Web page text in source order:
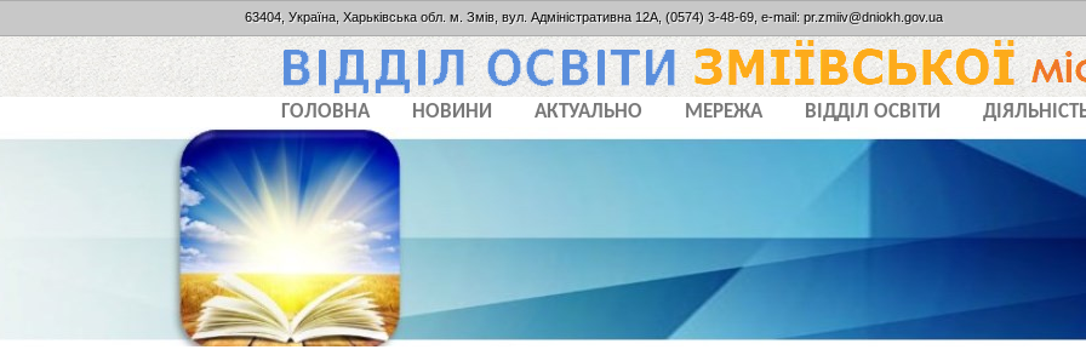
63404, Україна, Харьківська обл. м. Змів, вул. Адміністративна 12А, (0574) 3-48-69, e-mail: pr.zmiiv@dniokh.gov.ua
ГОЛОВНА НОВИНИ АКТУАЛЬНО МЕРЕЖА ВІДДІЛ ОСВІТИ